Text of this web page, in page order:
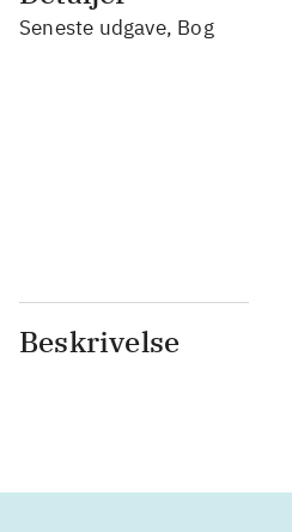
Seneste udgave, Bog
Beskrivelse